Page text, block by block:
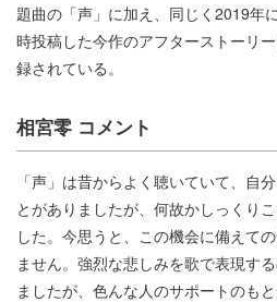
題曲の「声」に加え、同じく2019年
時投稿した今作のアフターストーリ
録されている。
相宮零 コメント
「声」は昔からよく聴いていて、自
とがありましたが、何故かしっくり
した。今思うと、この機会に備えて
ません。強烈な悲しみを歌で表現す
ましたが、色んな人のサポートのも